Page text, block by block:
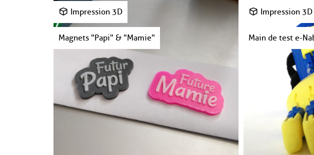
Impression 3D
Magnets "Papi" & "Mamie"
Impression 3D
Main de test e-